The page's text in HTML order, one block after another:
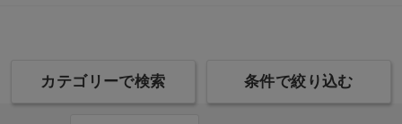
カテゴリーで検索 条件で絞り込む